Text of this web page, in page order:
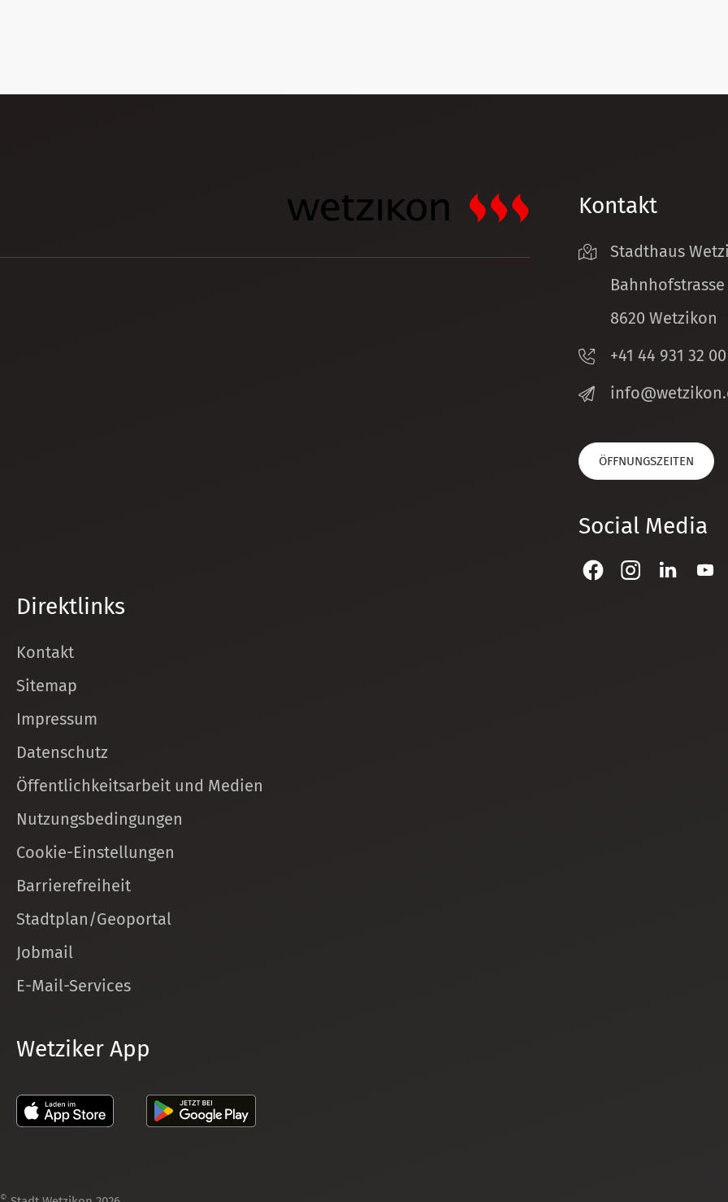
Kontakt
Stadthaus
Bahnhofstrasse
8620 Wetzikon
+41 44 931 32 00
nf
w tz k n
ÖFFNUNGSZEITEN
Social Media
Direktlinks
Kontakt
Sitemap
Impressum
Datenschutz
Öffentlichkeitsarbeit und Medien
Nutzungsbedingungen
Cookie-Einstellungen
Barrierefreiheit
Stadtplan/Geoportal
Jobmail
E-Mail-Services
Wetziker App
©